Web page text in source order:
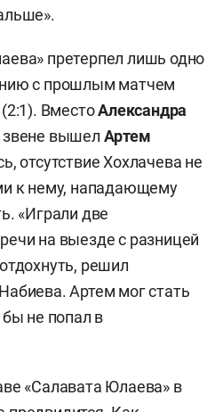
претерпел лишь одно
с прошлым матчем
(2:1). ВместоАлександра
звене вышел Артем
отсутствие Хохлачева не
к нему, нападающему
«Играли две
на выезде с разницей
решил
Артем мог стать
не попал в
«Салавата Юлаева» в